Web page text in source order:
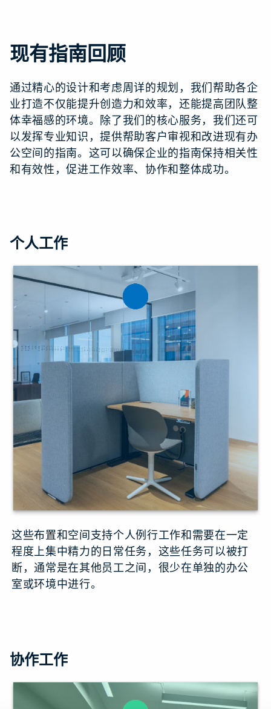
现有指南回顾
通过精心的设计和考虑周详的规划，我们帮助各企
业打造不仅能提升创造力和效率，还能提高团队整
体幸福感的环境。除了我们的核心服务，我们还可
以发挥专业知识，提供帮助客户审视和改进现有办
公空间的指南。这可以确保企业的指南保持相关性
和有效性，促进工作效率、协作和整体成功。
个人工作
这些布置和空间支持个人例行工作和需要在一定
程度上集中精力的日常任务，这些任务可以被打
断，通常是在其他员工之间，很少在单独的办公
室或环境中进行。
协作工作